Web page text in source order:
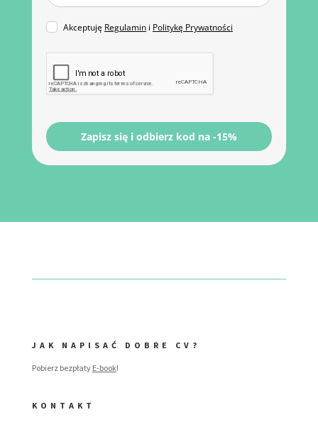
Akceptuję Regulamini Politykę Prywatności
Zapisz się i odbierz kod na -15%
JAK NAPISAĆ DOBRE CV?
Pobierz bezpłaty E-book!
KONTAKT